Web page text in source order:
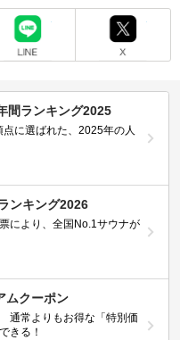
間ランキング2025
に選ばれた、2025年の人
ンキング2026
により、全国No.1サウナが
ムクーポン
通常よりもお得な「特別価
きる！